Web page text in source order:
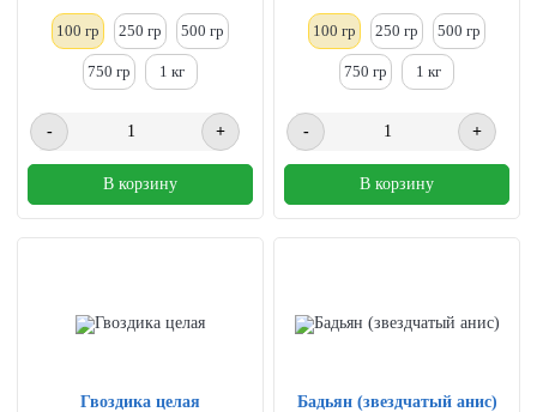
100 гр 250 гр 500 гр
750 гр 1 кг
- +
В корзину
100 гр 250 гр 500 гр
750 гр 1 кг
- +
В корзину
Гвоздика целая Бадьян (звездчатый анис)